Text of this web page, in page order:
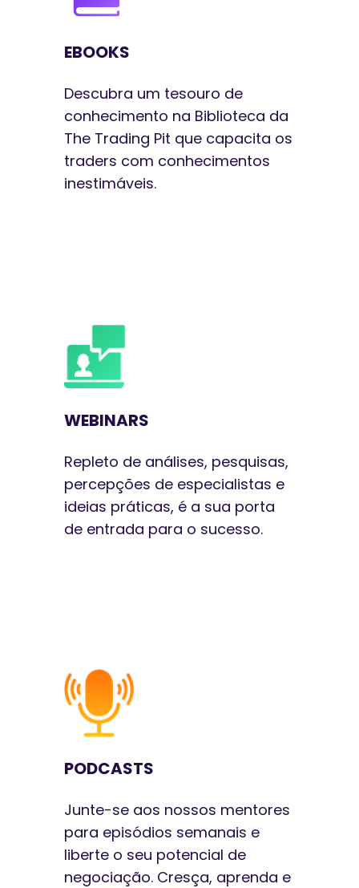
EBOOKS
Descubra um tesouro de
conhecimento na Biblioteca da
The Trading Pit que capacita os
traders com conhecimentos
inestimáveis.
WEBINARS
Repleto de análises, pesquisas,
percepções de especialistas e
ideias práticas, é a sua porta
de entrada para o sucesso.
PODCASTS
Junte-se aos nossos mentores
para episódios semanais e
liberte o seu potencial de
negociação. Cresça, aprenda e